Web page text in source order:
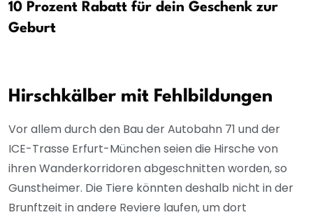
10 Prozent Rabatt für dein Geschenk zur
Geburt
Hirschkälber mit Fehlbildungen
Vor allem durch den Bau der Autobahn 71 und der
ICE-Trasse Erfurt-München seien die Hirsche von
ihren Wanderkorridoren abgeschnitten worden, so
Gunstheimer. Die Tiere könnten deshalb nicht in der
Brunftzeit in andere Reviere laufen, um dort